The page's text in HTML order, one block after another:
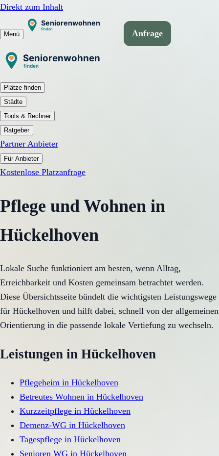
Direkt zum Inhalt
Menü Anfrage
Plätze finden
Städte
Tools & Rechner
Ratgeber
Partner Anbieter
Für Anbieter
Kostenlose Platzanfrage
Pflege und Wohnen in
Hückelhoven
Lokale Suche funktioniert am besten, wenn Alltag,
Erreichbarkeit und Kosten gemeinsam betrachtet werden.
Diese Übersichtsseite bündelt die wichtigsten Leistungswege
für Hückelhoven und hilft dabei, schnell von der allgemeinen
Orientierung in die passende lokale Vertiefung zu wechseln.
Leistungen in Hückelhoven
Pflegeheim in Hückelhoven
Betreutes Wohnen in Hückelhoven
Kurzzeitpflege in Hückelhoven
Demenz-WG in Hückelhoven
Tagespflege in Hückelhoven
Senioren WG in Hückelhoven